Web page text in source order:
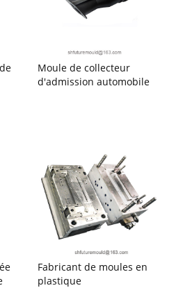
Moule de collecteur
d'admission automobile
Fabricant de moules en
plastique